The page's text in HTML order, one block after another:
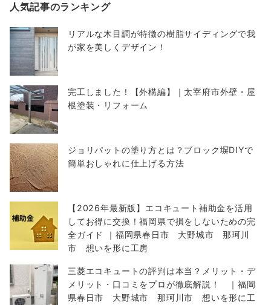
人気記事のランキング
リアルな木目調が特徴の樹脂サイディングで我
が家を美しくデザイン！
完工しました！【外構編】｜太宰府市外壁・屋
根塗装・リフォーム
ジョリパットの塗り方とは？ブロック塀DIYで
簡単おしゃれに仕上げる方法
【2026年最新版】エコキュート補助金を活用
してお得に交換！福岡県で損をしないための完
全ガイド ｜福岡県春日市 大野城市 那珂川
市 想いを形に工房
三菱エコキュートの評判は本当？メリット・デ
メリット・口コミをプロが徹底解説！ ｜福岡
県春日市 大野城市 那珂川市 想いを形に工